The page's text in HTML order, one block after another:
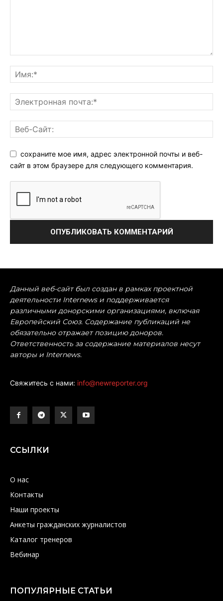
сохраните мое имя, адрес электронной почты и веб-
сайт в этом браузере для следующего комментария.
Данный веб-сайт был создан в рамках проектной
деятельности Internews и поддерживается
различными донорскими организациями, включая
Европейский Союз. Содержание публикаций не
обязательно отражает позицию доноров.
Ответственность за содержание материалов несут
авторы и Internews.
Свяжитесь с нами: info@newreporter.org
ССЫЛКИ
О нас
Контакты
Наши проекты
Анкеты гражданских журналистов
Каталог тренеров
Вебинар
ПОПУЛЯРНЫЕ СТАТЬИ